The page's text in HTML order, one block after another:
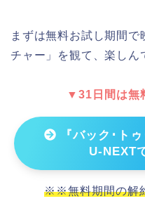
まずは無料お試し期間で
チャー」を観て、楽しん
▼31日間は無
『バック･トゥ
U-NEXT
※※無料期間の解